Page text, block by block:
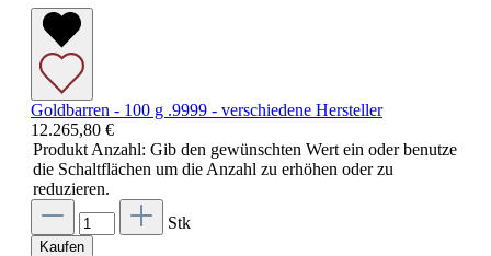
Goldbarren - 100 g .9999 - verschiedene Hersteller
12.265,80 €
Produkt Anzahl: Gib den gewünschten Wert ein oder benutze
die Schaltflächen um die Anzahl zu erhöhen oder zu
reduzieren.
Stk
Kaufen